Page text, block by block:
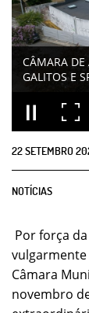
CÂMARA
GALITOS E
22SETEMBRO
NOTÍCIAS
Por força
vulgarmente
Câmara
novembro